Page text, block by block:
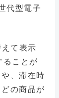
代型電子
て表示
ることが
、滞在時
の商品が